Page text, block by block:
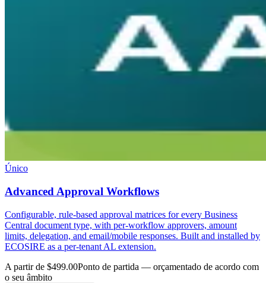
Único
Advanced Approval Workflows
Configurable, rule-based approval matrices for every Business
Central document type, with per-workflow approvers, amount
limits, delegation, and email/mobile responses. Built and installed by
ECOSIRE as a per-tenant AL extension.
A partir de $499.00Ponto de partida — orçamentado de acordo com
o seu âmbito